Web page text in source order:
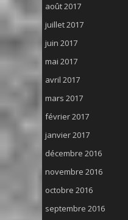
août 2017
juillet 2017
juin 2017
mai 2017
avril 2017
mars 2017
février 2017
janvier 2017
décembre 2016
novembre 2016
octobre 2016
septembre 2016